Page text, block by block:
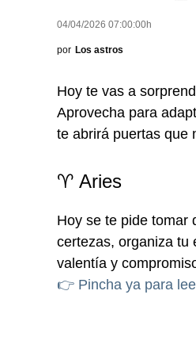
04/04/2026 07:00:00h
por Los astros
Hoy te vas a
Aprovecha para
te abrirá puertas que
♈ Aries
Hoy se te pide tomar
certezas, organiza tu
valentía y
👉 Pincha ya para